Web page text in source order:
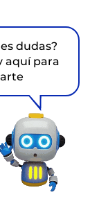
dudas?
aquí para